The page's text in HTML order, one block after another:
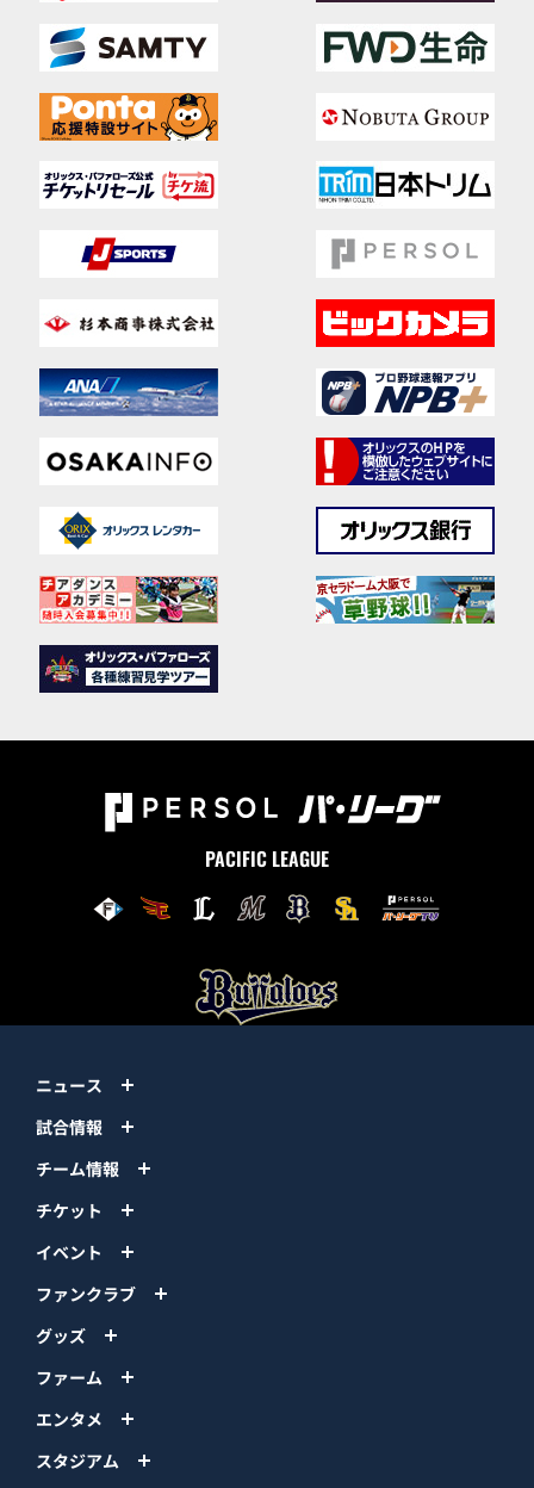
PACIFIC LEAGUE
ニュース
試合情報
チーム情報
チケット
イベント
ファンクラブ
グッズ
ファーム
エンタメ
スタジアム